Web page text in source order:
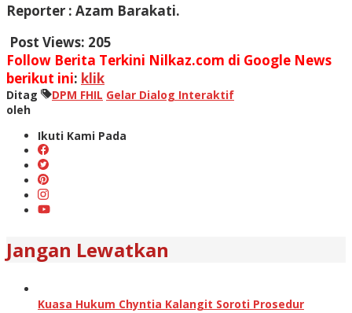
Reporter : Azam Barakati.
Post Views: 205
Follow Berita Terkini Nilkaz.com di Google News
berikut ini: klik
Ditag DPM FHIL Gelar Dialog Interaktif
oleh
Ikuti Kami Pada
Jangan Lewatkan
Kuasa Hukum Chyntia Kalangit Soroti Prosedur